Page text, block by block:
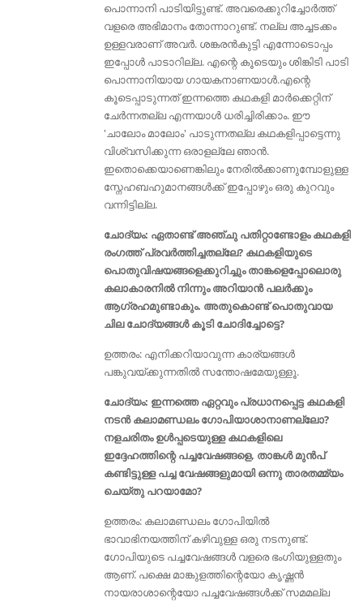
പൊന്നാനി പാടിയിട്ടുണ്ട്. അവരെക്കുറിച്ചോർത്ത്
വളരെ അഭിമാനം തോന്നാറുണ്ട്. നല്ല അച്ചടക്കം
ഉള്ളവരാണ് അവർ. ശങ്കരൻകുട്ടി എന്നോടൊപ്പം
ഇപ്പോൾ പാടാറില്ല. എന്റെ കൂടെയും ശിങ്കിടി പാടി
പൊന്നാനിയായ ഗായകനാണയാൾ.എന്റെ
കൂടെപ്പാടുന്നത് ഇന്നത്തെ കഥകളി മാർക്കെറ്റിന്
ചേർന്നതല്ല എന്നയാൾ ധരിച്ചിരിക്കാം. ഈ
'ചാലോം മാലോം' പാടുന്നതല്ല കഥകളിപ്പാട്ടെന്നു
വിശ്വസിക്കുന്ന ഒരാളല്ലേ ഞാൻ.
ഇതൊക്കെയാണെങ്കിലും നേരിൽക്കാണുമ്പോളുള്ള
സ്നേഹബഹുമാനങ്ങൾക്ക് ഇപ്പോഴും ഒരു കുറവും
വന്നിട്ടില്ല.
ചോദ്യം: ഏതാണ്ട് അഞ്ചു പതിറ്റാണ്ടോളം കഥകളി
രംഗത്ത് പ്രവർത്തിച്ചതല്ലേ? കഥകളിയുടെ
പൊതുവിഷയങ്ങളെക്കുറിച്ചും താങ്കളെപ്പോലൊരു
കലാകാരനിൽ നിന്നും അറിയാൻ പലർക്കും
ആഗ്രഹമുണ്ടാകും. അതുകൊണ്ട് പൊതുവായ
ചില ചോദ്യങ്ങൾ കൂടി ചോദിച്ചോട്ടെ?
ഉത്തരം: എനിക്കറിയാവുന്ന കാര്യങ്ങൾ
പങ്കുവയ്ക്കുന്നതിൽ സന്തോഷമേയുള്ളൂ.
ചോദ്യം: ഇന്നത്തെ ഏറ്റവും പ്രധാനപ്പെട്ട കഥകളി
നടൻ കലാമണ്ഡലം ഗോപിയാശാനാണല്ലോ?
നളചരിതം ഉള്‍പ്പടെയുള്ള കഥകളിലെ
ഇദ്ദേഹത്തിന്റെ പച്ചവേഷങ്ങളെ, താങ്കൾ മുന്‍പ്
കണ്ടിട്ടുള്ള പച്ച വേഷങ്ങളുമായി ഒന്നു താരതമ്മ്യം
ചെയ്തു പറയാമോ?
ഉത്തരം: കലാമണ്ഡലം ഗോപിയില്‍
ഭാവാഭിനയത്തിന് കഴിവുള്ള ഒരു നടനുണ്ട്‌.
ഗോപിയുടെ പച്ചവേഷങ്ങൾ വളരെ ഭംഗിയുള്ളതും
ആണ്. പക്ഷെ മാങ്കുളത്തിന്റെയോ കൃഷ്ണൻ
നായരാശാന്റെയോ പച്ചവേഷങ്ങൾക്ക് സമമല്ല